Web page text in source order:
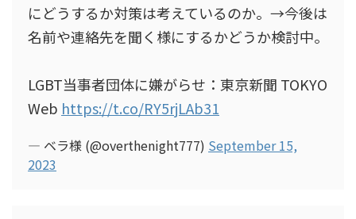
にどうするか対策は考えているのか。→今後は
名前や連絡先を聞く様にするかどうか検討中。
LGBT当事者団体に嫌がらせ：東京新聞 TOKYO
Web https://t.co/RY5rjLAb31
— ベラ様 (@overthenight777) September 15,
2023